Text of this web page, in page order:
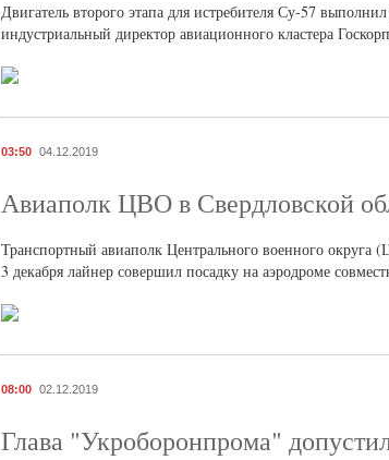
Двигатель второго этапа для истребителя Су-57
индустриальный директор авиационного кластера
03:50 04.12.2019
Авиаполк ЦВО в Свердловской
Транспортный авиаполк Центрального военного
3 декабря лайнер совершил посадку на аэродроме
08:00 02.12.2019
Глава "Укроборонпрома"